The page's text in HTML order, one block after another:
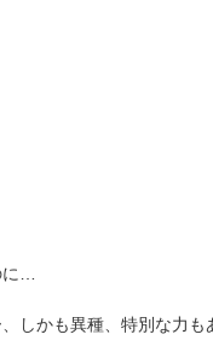
…
しかも異種、特別な力